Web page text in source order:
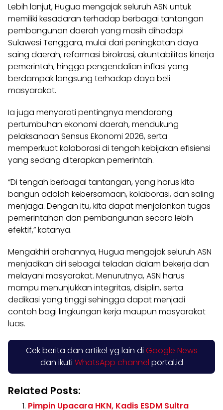
Lebih lanjut, Hugua mengajak seluruh ASN untuk
memiliki kesadaran terhadap berbagai tantangan
pembangunan daerah yang masih dihadapi
Sulawesi Tenggara, mulai dari peningkatan daya
saing daerah, reformasi birokrasi, akuntabilitas kinerja
pemerintah, hingga pengendalian inflasi yang
berdampak langsung terhadap daya beli
masyarakat.
Ia juga menyoroti pentingnya mendorong
pertumbuhan ekonomi daerah, mendukung
pelaksanaan Sensus Ekonomi 2026, serta
memperkuat kolaborasi di tengah kebijakan efisiensi
yang sedang diterapkan pemerintah.
“Di tengah berbagai tantangan, yang harus kita
bangun adalah kebersamaan, kolaborasi, dan saling
menjaga. Dengan itu, kita dapat menjalankan tugas
pemerintahan dan pembangunan secara lebih
efektif,” katanya.
Mengakhiri arahannya, Hugua mengajak seluruh ASN
menjadikan diri sebagai teladan dalam bekerja dan
melayani masyarakat. Menurutnya, ASN harus
mampu menunjukkan integritas, disiplin, serta
dedikasi yang tinggi sehingga dapat menjadi
contoh bagi lingkungan kerja maupun masyarakat
luas.
Cek berita dan artikel yg lain di Google News
dan ikuti WhatsApp channel portal.id
Related Posts:
Pimpin Upacara HKN, Kadis ESDM Sultra